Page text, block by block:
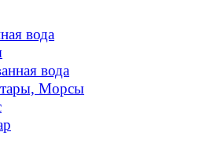
вода
вода
Морсы